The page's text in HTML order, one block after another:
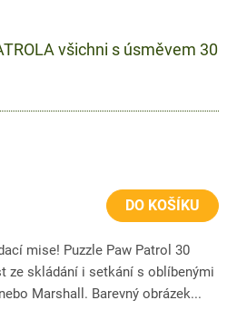
všichni s úsměvem 30
DO KOŠÍKU
mise! Puzzle Paw Patrol 30
ze skládání i setkání s oblíbenými
Marshall. Barevný obrázek...